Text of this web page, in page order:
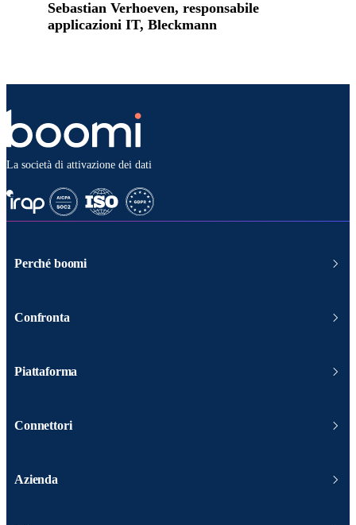
Sebastian Verhoeven, responsabile
applicazioni IT, Bleckmann
La società di attivazione dei dati
Perché boomi
Confronta
Piattaforma
Connettori
Azienda